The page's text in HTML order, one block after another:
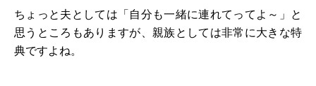
ちょっと夫としては「自分も一緒に連れてってよ～」と
思うところもありますが、親族としては非常に大きな特
典ですよね。